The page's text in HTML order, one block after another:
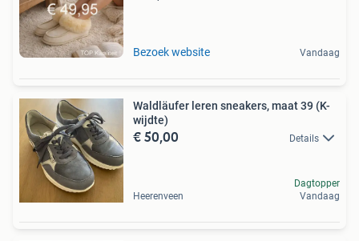
Bezoek website Vandaag
Waldläufer leren sneakers, maat 39 (K-
wijdte)
€ 50,00 Details
Heerenveen
Dagtopper
Vandaag